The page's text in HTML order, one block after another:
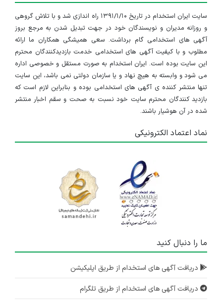
سایت ایران استخدام در تاریخ ۱۳۹۱/۱/۱۰ راه اندازی شد و با تلاش گروهی
و روزانه مدیران و نویسندگان خود در جهت تبدیل شدن به مرجع بروز
آگهی های استخدامی گام برداشت. سعی همیشگی همکاران ما ارائه
مطلوب و با کیفیت آگهی های استخدامی خدمت بازدیدکنندگان محترم
این سایت بوده است. ایران استخدام به صورت مستقل و خصوصی اداره
می شود و وابسته به هیچ نهاد و یا سازمان دولتی نمی باشد، این سایت
تنها منتشر کننده ی آگهی های استخدامی بوده و بنابراین لازم است که
بازدید کنندگان محترم سایت خود نسبت به صحت و سقم اخبار منتشر
شده در آن هوشیار باشند.
نماد اعتماد الکترونیکی
ما را دنبال کنید
دریافت آگهی های استخدام از طریق اپلیکیشن
دریافت آگهی های استخدام از طریق تلگرام